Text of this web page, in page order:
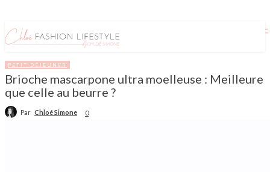
PETIT DÉJEUNER
Brioche mascarpone ultra moelleuse : Meilleure
que celle au beurre ?
Par Chloé Simone 0